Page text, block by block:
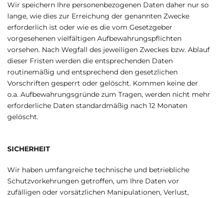
Wir speichern Ihre personenbezogenen Daten daher nur so
lange, wie dies zur Erreichung der genannten Zwecke
erforderlich ist oder wie es die vom Gesetzgeber
vorgesehenen vielfältigen Aufbewahrungspflichten
vorsehen. Nach Wegfall des jeweiligen Zweckes bzw. Ablauf
dieser Fristen werden die entsprechenden Daten
routinemäßig und entsprechend den gesetzlichen
Vorschriften gesperrt oder gelöscht. Kommen keine der
o.a. Aufbewahrungsgründe zum Tragen, werden nicht mehr
erforderliche Daten standardmäßig nach 12 Monaten
gelöscht.
SICHERHEIT
Wir haben umfangreiche technische und betriebliche
Schutzvorkehrungen getroffen, um Ihre Daten vor
zufälligen oder vorsätzlichen Manipulationen, Verlust,